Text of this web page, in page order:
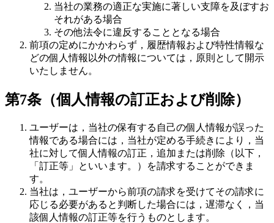
当社の業務の適正な実施に著しい支障を及ぼすお
それがある場合
その他法令に違反することとなる場合
前項の定めにかかわらず，履歴情報および特性情報な
どの個人情報以外の情報については，原則として開示
いたしません。
第7条（個人情報の訂正および削除）
ユーザーは，当社の保有する自己の個人情報が誤った
情報である場合には，当社が定める手続きにより，当
社に対して個人情報の訂正，追加または削除（以下，
「訂正等」といいます。）を請求することができま
す。
当社は，ユーザーから前項の請求を受けてその請求に
応じる必要があると判断した場合には，遅滞なく，当
該個人情報の訂正等を行うものとします。